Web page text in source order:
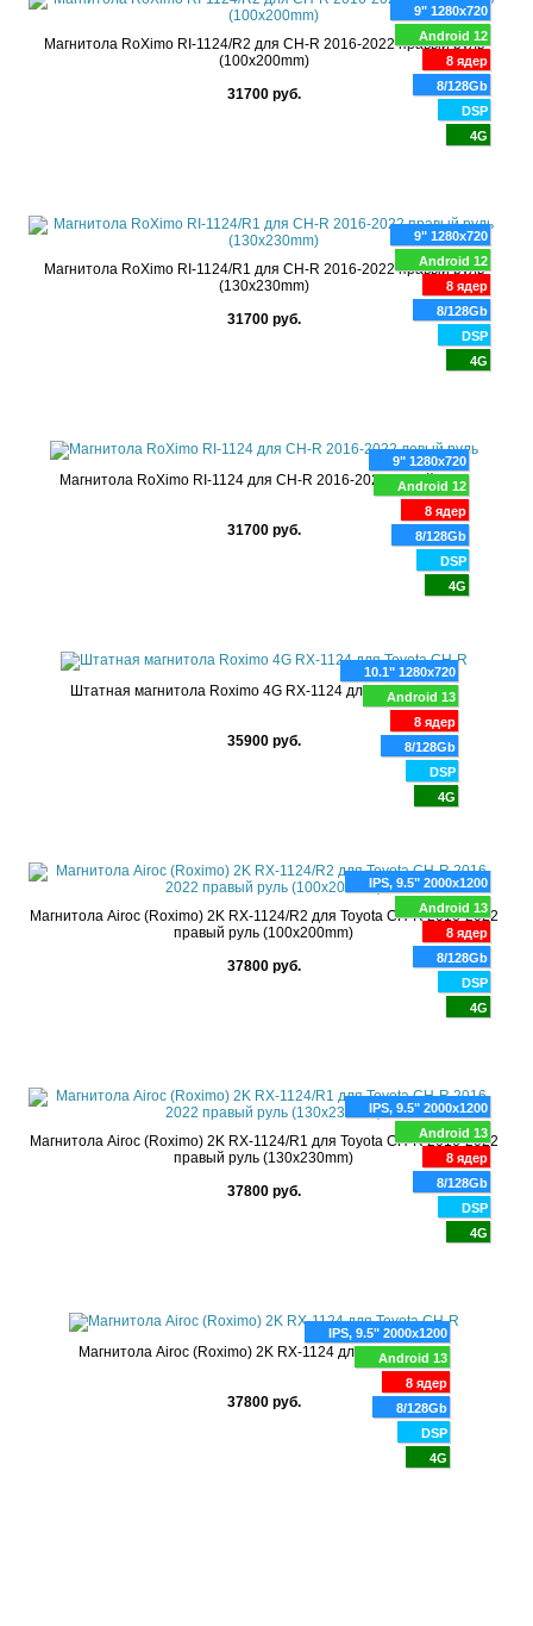
9" 1280x720
Android 12
8 ядер
8/128Gb
DSP
4G
Магнитола RoXimo RI-1124/R2 для CH-R 2016-2022 правый руль
(100x200mm)
31700 руб.
9" 1280x720
Android 12
8 ядер
8/128Gb
DSP
4G
Магнитола RoXimo RI-1124/R1 для CH-R 2016-2022 правый руль
(130x230mm)
31700 руб.
9" 1280x720
Android 12
8 ядер
8/128Gb
DSP
4G
Магнитола RoXimo RI-1124 для CH-R 2016-2022 левый руль
31700 руб.
10.1" 1280x720
Android 13
8 ядер
8/128Gb
DSP
4G
Штатная магнитола Roximo 4G RX-1124 для Toyota CH-R
35900 руб.
IPS, 9.5" 2000x1200
Android 13
8 ядер
8/128Gb
DSP
4G
Магнитола Airoc (Roximo) 2K RX-1124/R2 для Toyota CH-R 2016-2022
правый руль (100x200mm)
37800 руб.
IPS, 9.5" 2000x1200
Android 13
8 ядер
8/128Gb
DSP
4G
Магнитола Airoc (Roximo) 2K RX-1124/R1 для Toyota CH-R 2016-2022
правый руль (130x230mm)
37800 руб.
IPS, 9.5" 2000x1200
Android 13
8 ядер
8/128Gb
DSP
4G
Магнитола Airoc (Roximo) 2K RX-1124 для Toyota CH-R
37800 руб.